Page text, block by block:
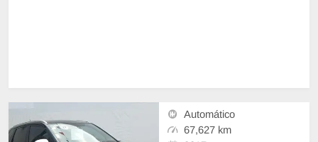
Automático
67,627 km